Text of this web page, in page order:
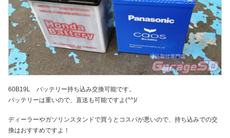
60B19L バッテリー持ち込み交換可能です。
バッテリーは重いので、直送も可能ですよ(^^)/
ディーラーやガソリンスタンドで買うとコスパが悪いので、持ち込みでの交
換はおすすめですよ！